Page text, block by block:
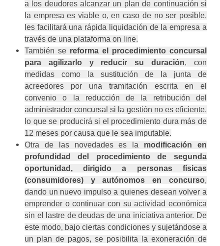
a los deudores alcanzar un plan de continuación si
la empresa es viable o, en caso de no ser posible,
les facilitará una rápida liquidación de la empresa a
través de una plataforma on line.
También se reforma el procedimiento concursal
para agilizarlo y reducir su duración, con
medidas como la sustitución de la junta de
acreedores por una tramitación escrita en el
convenio o la reducción de la retribución del
administrador concursal si la gestión no es eficiente,
lo que se producirá si el procedimiento dura más de
12 meses por causa que le sea imputable.
Otra de las novedades es la modificación en
profundidad del procedimiento de segunda
oportunidad, dirigido a personas físicas
(consumidores) y autónomos en concurso,
dando un nuevo impulso a quienes desean volver a
emprender o continuar con su actividad económica
sin el lastre de deudas de una iniciativa anterior. De
este modo, bajo ciertas condiciones y sujetándose a
un plan de pagos, se posibilita la exoneración de